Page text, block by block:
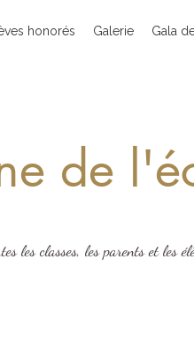
honorés Galerie Gala
de
les classes, les parents et les